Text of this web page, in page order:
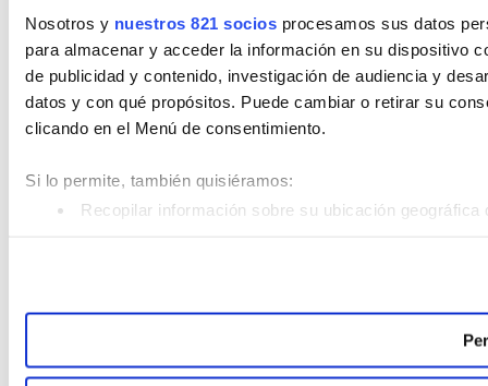
Nosotros y nuestros 821 socios procesamos sus datos
para almacenar y acceder la información en su dispositivo
de publicidad y contenido, investigación de audiencia y
datos y con qué propósitos. Puede cambiar o retirar su
clicando en el Menú de consentimiento.
Si lo permite, también quisiéramos:
Recopilar información sobre su ubicación
Las cookies de este sitio web se usan para personalizar
analizar el tráfico. Además, compartimos información